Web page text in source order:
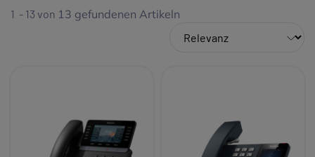
1 - 13 von 13 gefundenen Artikeln